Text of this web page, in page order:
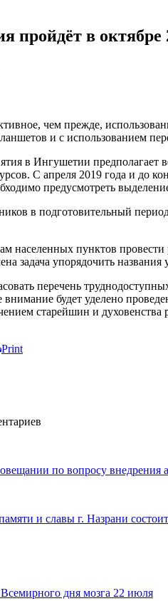
пройдёт в октябре
чем прежде,
и с использованием
в Ингушетии предполагает
С апреля 2019 года и до
предусмотреть
в подготовительный
населенных пунктов
задача упорядочить
перечень
внимание будет уделено
старейшин и духовенства
Print
по вопросу внедрения
и славы г. Назрани
Всемирного дня мозга 22 июля